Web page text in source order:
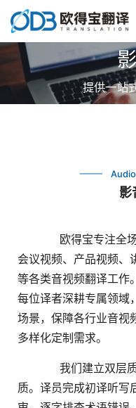
提供一站
影
ᅟᅠᅟᅠ欧得宝专注全
会议视频、产品视频、
等各类音视频翻译工作
每位译者深耕专属领域
场景，保障各行业音视
多样化定制需求。
ᅟᅠᅟᅠ我们建立双层
质。译员完成初译听写